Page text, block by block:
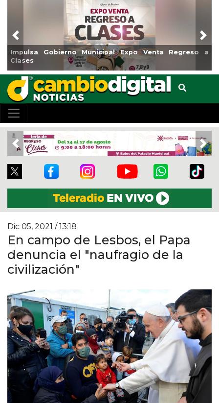
Reabrirá Coatzacoalcos la Alberca Semiolímpica Zona
Centro
Previous
Previous
Dic 05, 2021 / 13:18
En campo de Lesbos, el Papa
denuncia el "naufragio de la
civilización"